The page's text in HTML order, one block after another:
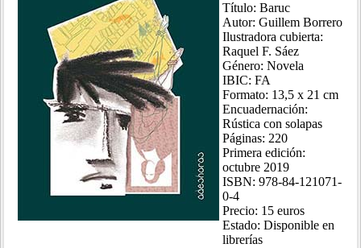
Título: Baruc
Autor: Guillem Borrero
Ilustradora cubierta:
Raquel F. Sáez
Género: Novela
IBIC: FA
Formato: 13,5 x 21 cm
Encuadernación:
Rústica con solapas
Páginas: 220
Primera edición:
octubre 2019
ISBN: 978-84-121071-
0-4
Precio: 15 euros
Estado: Disponible en
librerías